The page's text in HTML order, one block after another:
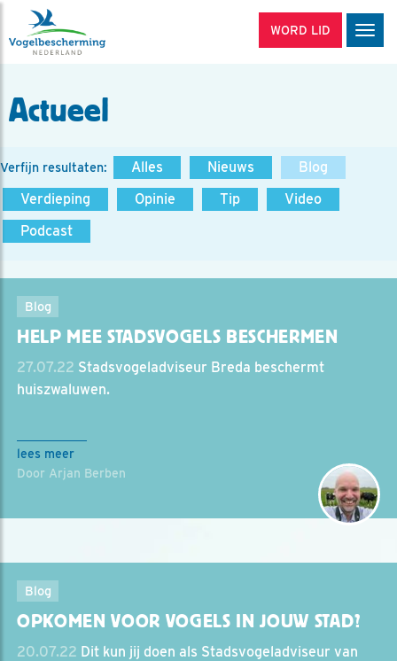
WORD LID
Actueel
Verfijn resultaten: Alles Nieuws
Blog
Verdieping
Opinie Tip
Video
Podcast
Blog
HELP MEE STADSVOGELS BESCHERMEN
27.07.22 Stadsvogeladviseur Breda beschermt
huiszwaluwen.
lees meer
Door Arjan Berben
Blog
OPKOMEN VOOR VOGELS IN JOUW STAD?
20.07.22 Dit kun jij doen als Stadsvogeladviseur van